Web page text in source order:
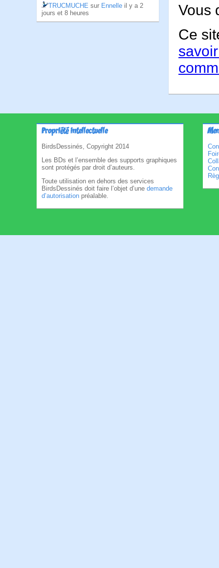
TRUCMUCHE sur Ennelle il y a 2
jours et 8 heures
Vous
Ce
Propriété intellectuelle
BirdsDessinés, Copyright 2014
Les BDs et l’ensemble des supports graphiques
sont protégés par droit d’auteurs.
Toute utilisation en dehors des services
BirdsDessinés doit faire l’objet d’une demande
d’autorisation préalable.